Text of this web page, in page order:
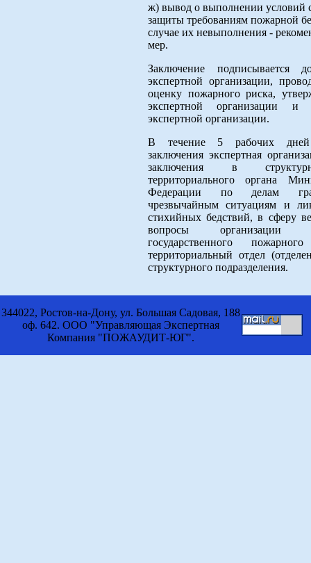
ж) вывод о выполнении условий
защиты требованиям пожарной
случае их невыполнения -
мер.
Заключение подписывается
экспертной организации,
оценку пожарного риска,
экспертной организации и
экспертной организации.
В течение 5 рабочих дней
заключения экспертная
заключения в
территориального органа
Федерации по делам
чрезвычайным ситуациям и
стихийных бедствий, в сферу
вопросы организации
государственного
территориальный отдел
структурного подразделения.
344022, Ростов-на-Дону, ул. Большая Садовая, 188
оф. 642. ООО "Управляющая Экспертная
Компания "ПОЖАУДИТ-ЮГ".